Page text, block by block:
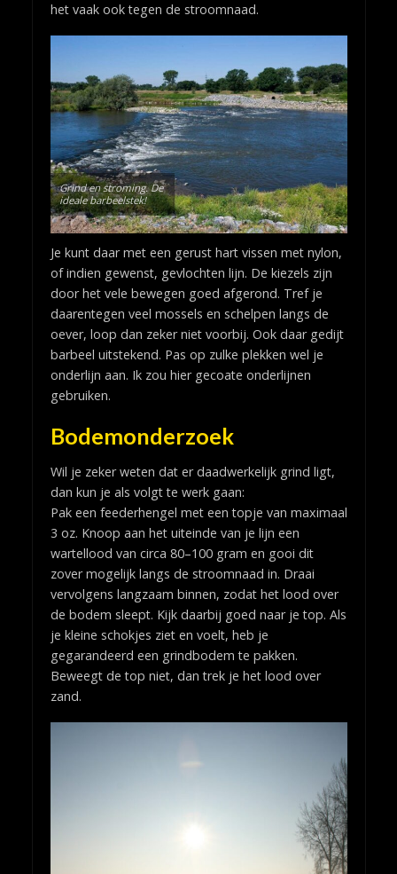
het vaak ook tegen de stroomnaad.
Grind en stroming. De
ideale barbeelstek!
Je kunt daar met een gerust hart vissen met nylon,
of indien gewenst, gevlochten lijn. De kiezels zijn
door het vele bewegen goed afgerond. Tref je
daarentegen veel mossels en schelpen langs de
oever, loop dan zeker niet voorbij. Ook daar gedijt
barbeel uitstekend. Pas op zulke plekken wel je
onderlijn aan. Ik zou hier gecoate onderlijnen
gebruiken.
Bodemonderzoek
Wil je zeker weten dat er daadwerkelijk grind ligt,
dan kun je als volgt te werk gaan:
Pak een feederhengel met een topje van maximaal
3 oz. Knoop aan het uiteinde van je lijn een
wartellood van circa 80–100 gram en gooi dit
zover mogelijk langs de stroomnaad in. Draai
vervolgens langzaam binnen, zodat het lood over
de bodem sleept. Kijk daarbij goed naar je top. Als
je kleine schokjes ziet en voelt, heb je
gegarandeerd een grindbodem te pakken.
Beweegt de top niet, dan trek je het lood over
zand.